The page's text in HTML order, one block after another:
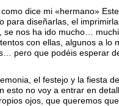
dice mi «hermano»
para diseñarlas, el
se nos ha ido mucho…
con ellas, algunos a lo
pero que podéis esperar
el festejo y la fiesta
esto no voy a entrar en
ojos, que queremos